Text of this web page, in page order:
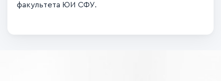
факультета ЮИ СФУ.